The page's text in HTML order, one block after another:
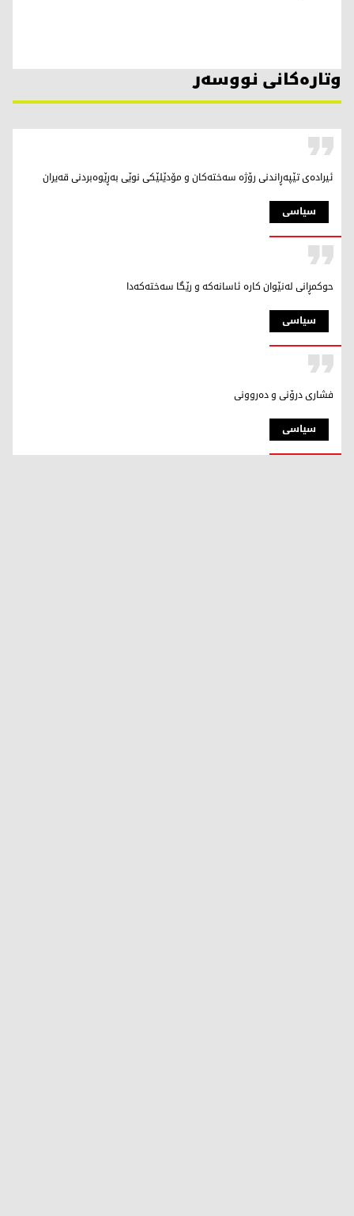
وتارەکانی نووسەر
سیاسی
ئیرادەی تێپەڕاندنی رۆژە سەختەكان و مۆدێلێكی نوێی بەڕێوەبردنی قەیران
سیاسی
حوكمڕانی لەنێوان كارە ئاسانەكە و رێگا سەختەكەدا
سیاسی
فشاری درۆنی و دەروونی